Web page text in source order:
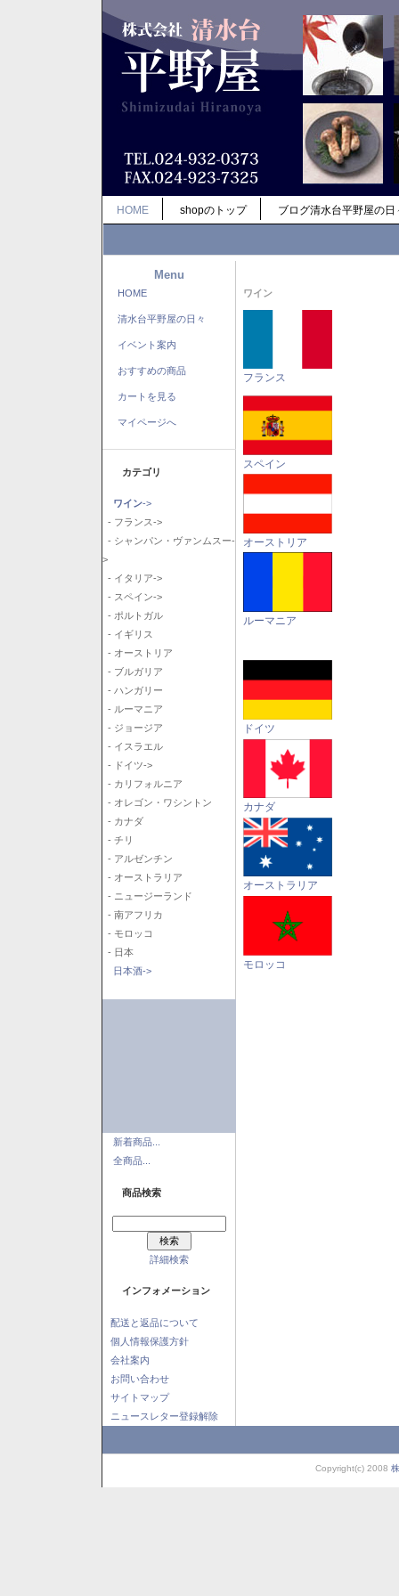
HOME shopのトップ ブログ清水台平野屋の日
Menu
HOME
清水台平野屋の日々
イベント案内
おすすめの商品
カートを見る
マイページへ
カテゴリ
ワイン->
- フランス->
- シャンパン・ヴァンムスー-
>
- イタリア->
- スペイン->
- ポルトガル
- イギリス
- オーストリア
- ブルガリア
- ハンガリー
- ルーマニア
- ジョージア
- イスラエル
- ドイツ->
- カリフォルニア
- オレゴン・ワシントン
- カナダ
- チリ
- アルゼンチン
- オーストラリア
- ニュージーランド
- 南アフリカ
- モロッコ
- 日本
日本酒->
新着商品...
全商品...
商品検索
詳細検索
インフォメーション
配送と返品について
個人情報保護方針
会社案内
お問い合わせ
サイトマップ
ニュースレター登録解除
ワイン
フランス
スペイン
オーストリア
ルーマニア
ドイツ
カナダ
オーストラリア
モロッコ
Copyright(c) 2008